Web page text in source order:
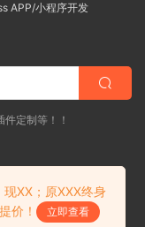
APP/小程序开发
定制等！！
XX；原XXX终身
价！
立即查看